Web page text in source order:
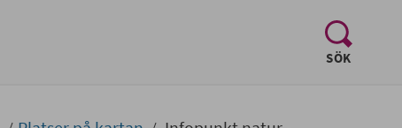
SÖK
, visa